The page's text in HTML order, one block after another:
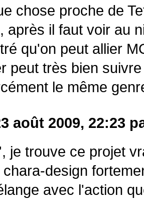
chose proche de
après il faut voir au
qu'on peut allier
peut très bien
le même
août 2009, 22:23
je trouve ce projet
design
avec l'action